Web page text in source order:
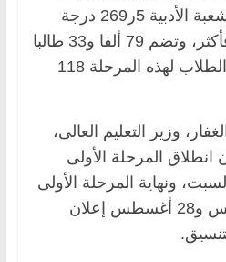
و293 طالبا وطالبة، والشعبة الأدبية 5ر269 درجة
فأكثر بنسبة 73ر65% فأكثر، وتضم 79 ألفا و33 طالبا
وطالبة، ويصل إجمالي الطلاب لهذه المرحلة 118
وزير التعليم العالى،
المرحلة الأولى
ونهاية المرحلة الأولى
للتنسيق يوم 25 أغسطس و28 أغسطس إعلان